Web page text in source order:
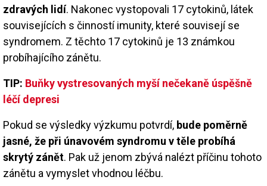
zdravých lidí. Nakonec vystopovali 17 cytokinů, látek
souvisejících s činností imunity, které souvisejí se
syndromem. Z těchto 17 cytokinů je 13 známkou
probíhajícího zánětu.
TIP: Buňky vystresovaných myší nečekaně úspěšně
léčí depresi
Pokud se výsledky výzkumu potvrdí, bude poměrně
jasné, že při únavovém syndromu v těle probíhá
skrytý zánět. Pak už jenom zbývá nalézt příčinu tohoto
zánětu a vymyslet vhodnou léčbu.